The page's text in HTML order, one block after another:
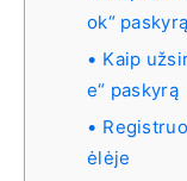
ok“ paskyrą
Kaip
e“ paskyrą
ėlėje